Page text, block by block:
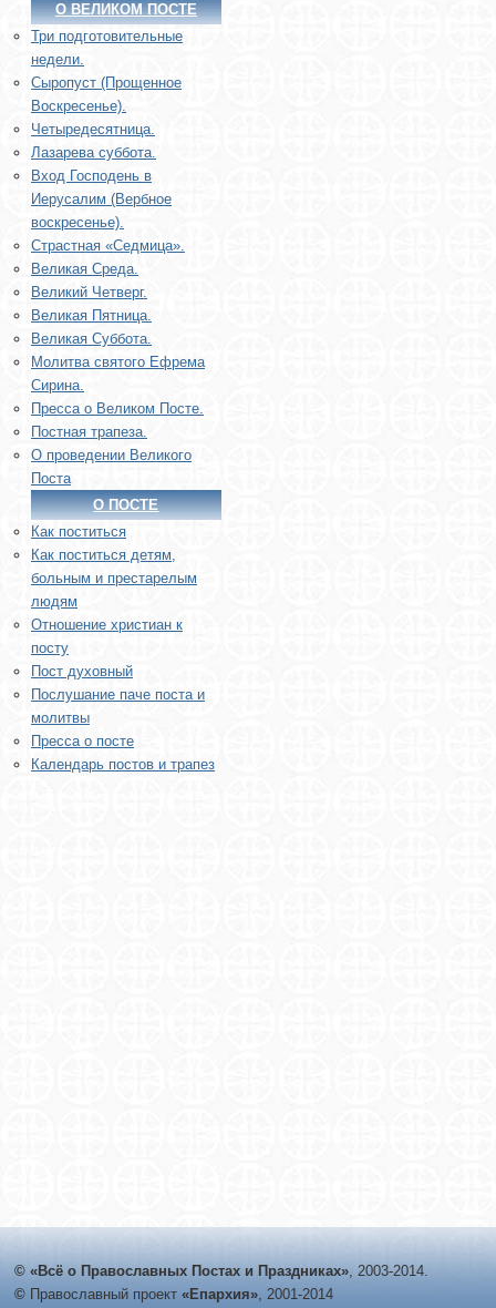
О ВЕЛИКОМ ПОСТЕ
Три подготовительные
недели.
Сыропуст (Прощенное
Воскресенье).
Четыредесятница.
Лазарева суббота.
Вход Господень в
Иерусалим (Вербное
воскресенье).
Страстная «Седмица».
Великая Среда.
Великий Четверг.
Великая Пятница.
Великая Суббота.
Молитва святого Ефрема
Сирина.
Пресса о Великом Посте.
Постная трапеза.
О проведении Великого
Поста
О ПОСТЕ
Как поститься
Как поститься детям,
больным и престарелым
людям
Отношение христиан к
посту
Пост духовный
Послушание паче поста и
молитвы
Пресса о посте
Календарь постов и трапез
© «Всё о Православных Постах и Праздниках», 2003-2014.
© Православный проект «Епархия», 2001-2014